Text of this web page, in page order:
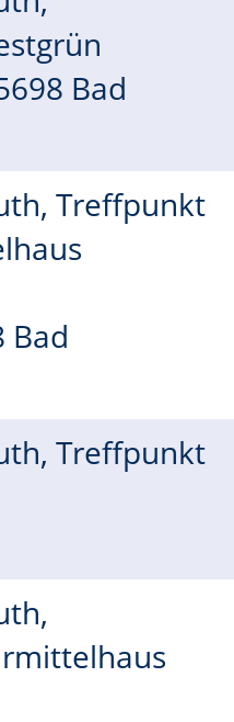
Bad
Treffpunkt
Bad
Treffpunkt